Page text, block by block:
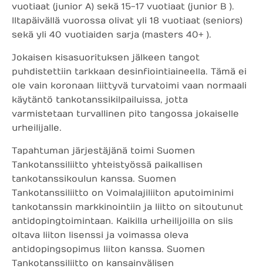
vuotiaat (junior A) sekä 15-17 vuotiaat (junior B ).
Iltapäivällä vuorossa olivat yli 18 vuotiaat (seniors)
sekä yli 40 vuotiaiden sarja (masters 40+ ).
Jokaisen kisasuorituksen jälkeen tangot
puhdistettiin tarkkaan desinfiointiaineella. Tämä ei
ole vain koronaan liittyvä turvatoimi vaan normaali
käytäntö tankotanssikilpailuissa, jotta
varmistetaan turvallinen pito tangossa jokaiselle
urheilijalle.
Tapahtuman järjestäjänä toimi Suomen
Tankotanssiliitto yhteistyössä paikallisen
tankotanssikoulun kanssa. Suomen
Tankotanssiliitto on Voimalajiliiton aputoiminimi
tankotanssin markkinointiin ja liitto on sitoutunut
antidopingtoimintaan. Kaikilla urheilijoilla on siis
oltava liiton lisenssi ja voimassa oleva
antidopingsopimus liiton kanssa. Suomen
Tankotanssiliitto on kansainvälisen